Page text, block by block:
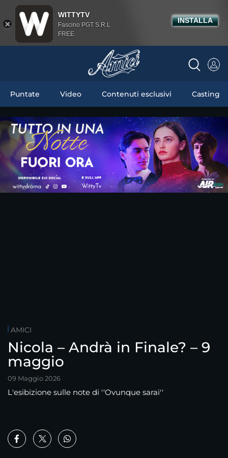
Puntate Video Contenuti esclusivi Casting
AMICI
Nicola – Andrà in Finale? – 9
maggio
09 Maggio 2026
L'esibizione sulle note di ''Ovunque sarai''
WITTYTV
Fascino PGT S.R.L
FREE
INSTALLA